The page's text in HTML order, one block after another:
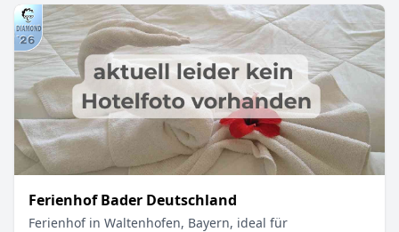
Ferienhof Bader Deutschland
Ferienhof in Waltenhofen, Bayern, ideal für